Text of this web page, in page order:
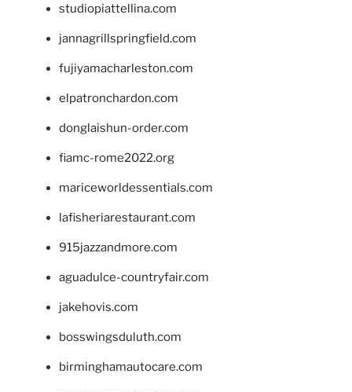
studiopiattellina.com
jannagrillspringfield.com
fujiyamacharleston.com
elpatronchardon.com
donglaishun-order.com
fiamc-rome2022.org
mariceworldessentials.com
lafisheriarestaurant.com
915jazzandmore.com
aguadulce-countryfair.com
jakehovis.com
bosswingsduluth.com
birminghamautocare.com